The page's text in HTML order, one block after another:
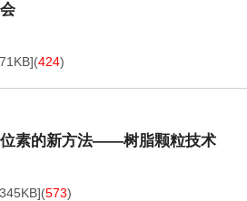
71KB](424)
位素的新方法——树脂颗粒技术
345KB](573)